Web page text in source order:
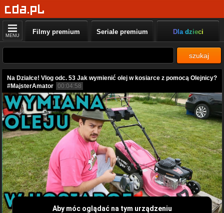
MENU Filmy premium Seriale premium Dla dzieci
szukaj
Na Działce! Vlog odc. 53 Jak wymienić olej w kosiarce z pomocą Olejnicy?
#MajsterAmator 00:04:58
Aby móc oglądać na tym urządzeniu